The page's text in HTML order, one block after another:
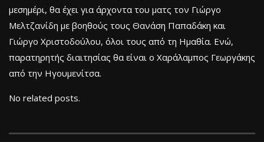
μεσημέρι, θα έχει για άρχοντα του ματς τον Γιώργο
Μελτζανίδη με βοηθούς τους Θανάση Παπαδάκη και
Γιώργο Χριστοδούλου, όλοι τους από τη Ημαθία. Ενώ,
παρατηρητής διαιτησίας θα είναι ο Χαράλαμπος Γεωργάκης
από την Ηγουμενίτσα.
No related posts.